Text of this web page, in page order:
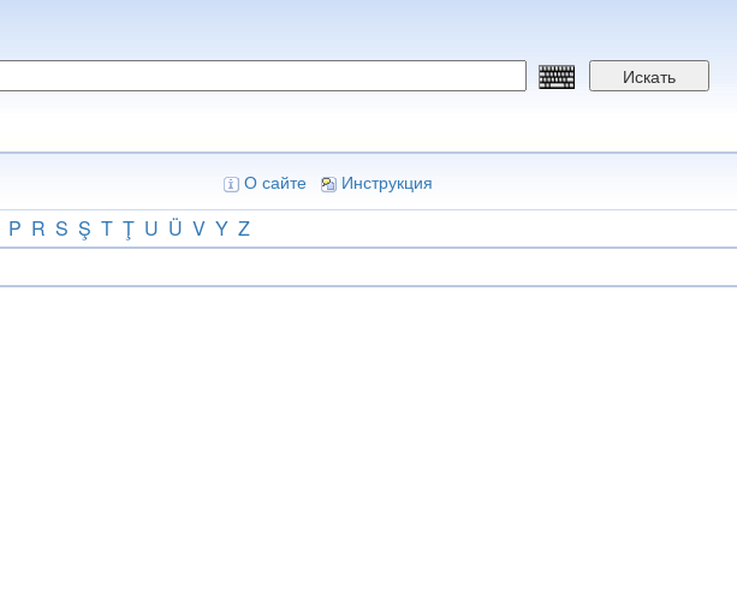
Искать
О сайте Инструкция
P R S Ş T Ţ U Ü V Y Z